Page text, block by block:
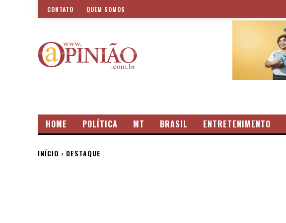
CONTATO QUEM SOMOS
HOME POLÍTICA MT BRASIL ENTRETENIMENTO
INÍCIO DESTAQUE